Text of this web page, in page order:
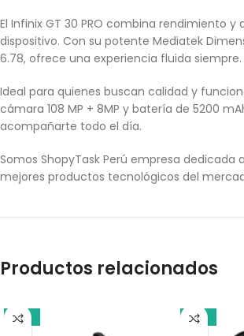
El Infinix GT 30 PRO combina rendimiento y
dispositivo. Con su potente Mediatek
6.78, ofrece una experiencia fluida siempre.
Ideal para quienes buscan calidad y
cámara 108 MP + 8MP y batería de 5200
acompañarte todo el día.
Somos ShopyTask Perú empresa dedicada
mejores productos tecnológicos del
Productos relacionados
-10% -17%